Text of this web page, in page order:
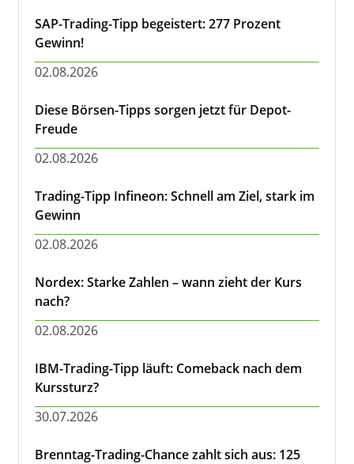
SAP-Trading-Tipp begeistert: 277 Prozent
Gewinn!
02.08.2026
Diese Börsen-Tipps sorgen jetzt für Depot-
Freude
02.08.2026
Trading-Tipp Infineon: Schnell am Ziel, stark im
Gewinn
02.08.2026
Nordex: Starke Zahlen – wann zieht der Kurs
nach?
02.08.2026
IBM-Trading-Tipp läuft: Comeback nach dem
Kurssturz?
30.07.2026
Brenntag-Trading-Chance zahlt sich aus: 125